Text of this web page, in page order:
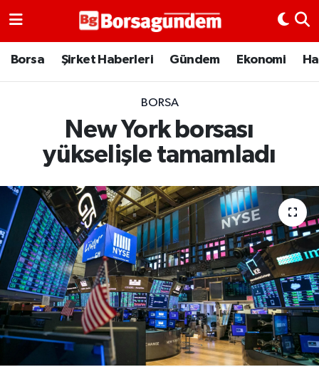
Borsa Şirket Haberleri Gündem Ekonomi
BORSA
New York borsası
yükselişle tamamladı
Borsa
Emtia
Galeri
Gündem
Bitcoin
Şirket Haberleri
Borsa Gundem
BIST 100 Isı Haritası